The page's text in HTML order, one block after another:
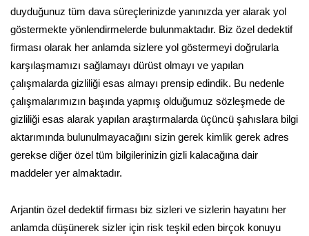
duyduğunuz tüm dava süreçlerinizde yanınızda yer alarak yol
göstermekte yönlendirmelerde bulunmaktadır. Biz özel dedektif
firması olarak her anlamda sizlere yol göstermeyi doğrularla
karşılaşmamızı sağlamayı dürüst olmayı ve yapılan
çalışmalarda gizliliği esas almayı prensip edindik. Bu nedenle
çalışmalarımızın başında yapmış olduğumuz sözleşmede de
gizliliği esas alarak yapılan araştırmalarda üçüncü şahıslara bilgi
aktarımında bulunulmayacağını sizin gerek kimlik gerek adres
gerekse diğer özel tüm bilgilerinizin gizli kalacağına dair
maddeler yer almaktadır.
Arjantin özel dedektif firması biz sizleri ve sizlerin hayatını her
anlamda düşünerek sizler için risk teşkil eden birçok konuyu